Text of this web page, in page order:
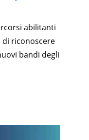
abilitanti
di riconoscere
bandi degli